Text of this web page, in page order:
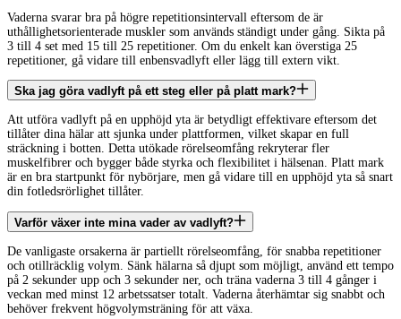
Vaderna svarar bra på högre repetitionsintervall eftersom de är
uthållighetsorienterade muskler som används ständigt under gång. Sikta på
3 till 4 set med 15 till 25 repetitioner. Om du enkelt kan överstiga 25
repetitioner, gå vidare till enbensvadlyft eller lägg till extern vikt.
Ska jag göra vadlyft på ett steg eller på platt mark?
Att utföra vadlyft på en upphöjd yta är betydligt effektivare eftersom det
tillåter dina hälar att sjunka under plattformen, vilket skapar en full
sträckning i botten. Detta utökade rörelseomfång rekryterar fler
muskelfibrer och bygger både styrka och flexibilitet i hälsenan. Platt mark
är en bra startpunkt för nybörjare, men gå vidare till en upphöjd yta så snart
din fotledsrörlighet tillåter.
Varför växer inte mina vader av vadlyft?
De vanligaste orsakerna är partiellt rörelseomfång, för snabba repetitioner
och otillräcklig volym. Sänk hälarna så djupt som möjligt, använd ett tempo
på 2 sekunder upp och 3 sekunder ner, och träna vaderna 3 till 4 gånger i
veckan med minst 12 arbetssatser totalt. Vaderna återhämtar sig snabbt och
behöver frekvent högvolymsträning för att växa.